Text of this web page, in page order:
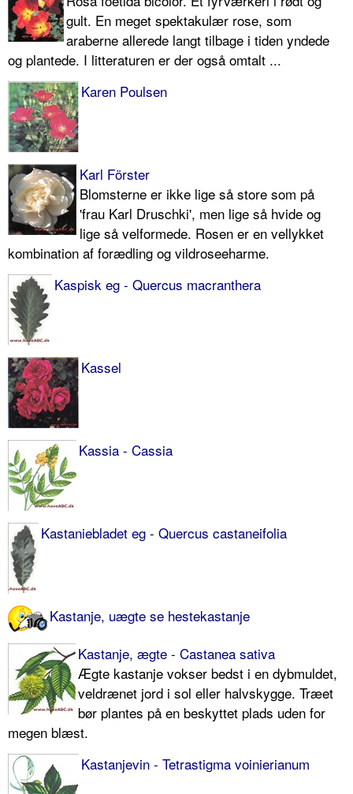
gult. En meget spektakulær rose, som
araberne allere­de langt tilbage i tiden yndede
og plan­tede. I litteraturen er der også omtalt ...
Karen Poulsen
Karl Förster
Blomsterne er ikke lige så store som på
'frau Karl Druschki', men lige så hvide og
lige så velformede. Rosen er en vel­lykket
kombination af forædling og vildroseeharme.
Kaspisk eg - Quercus macranthera
Kassel
Kassia - Cassia
Kastaniebladet eg - Quercus castaneifolia
Kastanje, uægte se hestekastanje
Kastanje, ægte - Castanea sativa
Ægte kastanje vokser bedst i en dybmuldet,
veldrænet jord i sol eller halvskygge. Træet
bør plantes på en beskyttet plads uden for
megen blæst.
Kastanjevin - Tetrastigma voinierianum